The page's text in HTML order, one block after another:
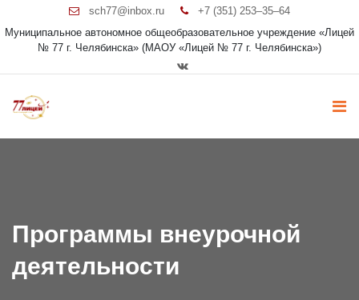
sch77@inbox.ru
+7 (351) 253‒35‒64
Муниципальное автономное общеобразовательное учреждение «Лицей
№ 77 г. Челябинска» (МАОУ «Лицей № 77 г. Челябинска»)
Программы внеурочной
деятельности